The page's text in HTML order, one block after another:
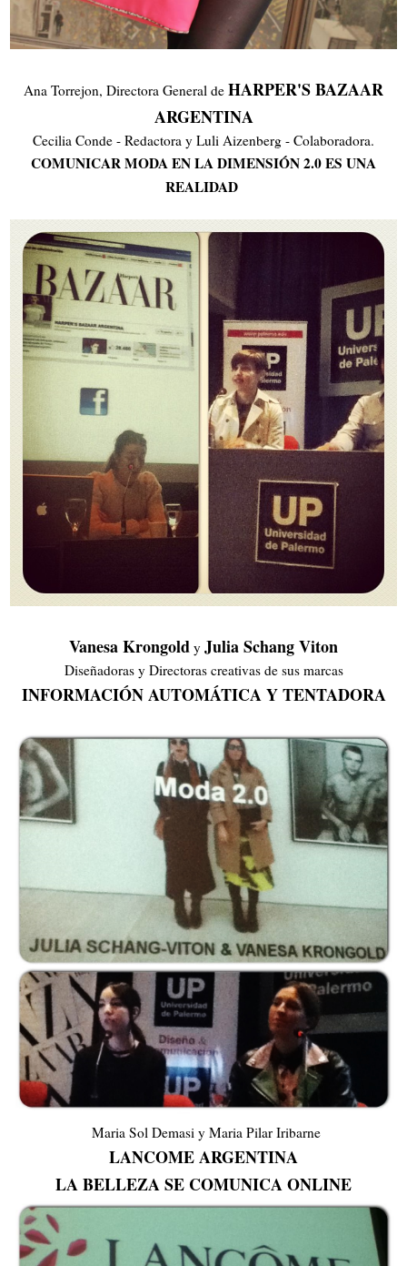
Ana Torrejon, Directora General de HARPER'S BAZAAR
ARGENTINA
Cecilia Conde - Redactora y Luli Aizenberg - Colaboradora.
COMUNICAR MODA EN LA DIMENSIÓN 2.0 ES UNA
REALIDAD
Vanesa Krongold y Julia Schang Viton
Diseñadoras y Directoras creativas de sus marcas
INFORMACIÓN AUTOMÁTICA Y TENTADORA
Maria Sol Demasi y Maria Pilar Iribarne
LANCOME ARGENTINA
LA BELLEZA SE COMUNICA ONLINE